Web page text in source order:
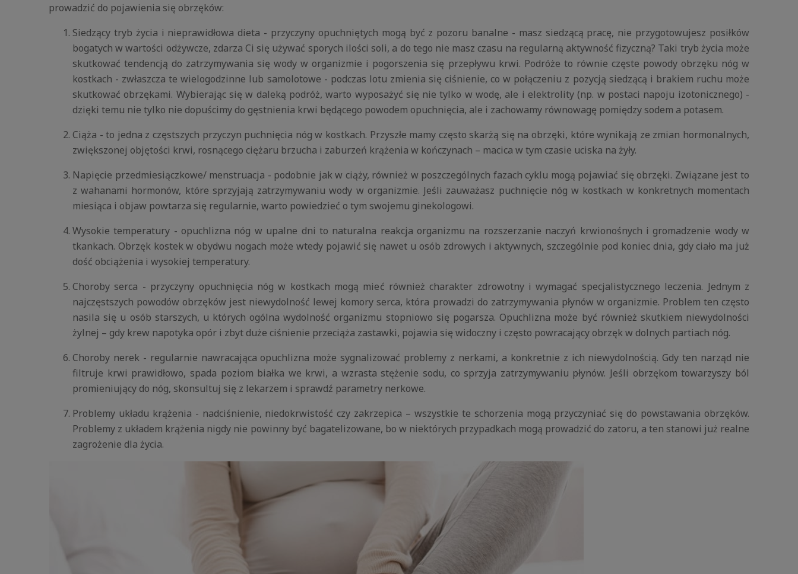
prowadzić do pojawienia się obrzęków:
Siedzący tryb życia i nieprawidłowa dieta - przyczyny opuchniętych mogą być z pozoru banalne - masz siedzącą pracę, nie przygotowujesz posiłków
bogatych w wartości odżywcze, zdarza Ci się używać sporych ilości soli, a do tego nie masz czasu na regularną aktywność fizyczną? Taki tryb życia może
skutkować tendencją do zatrzymywania się wody w organizmie i pogorszenia się przepływu krwi. Podróże to równie częste powody obrzęku nóg w
kostkach - zwłaszcza te wielogodzinne lub samolotowe - podczas lotu zmienia się ciśnienie, co w połączeniu z pozycją siedzącą i brakiem ruchu może
skutkować obrzękami. Wybierając się w daleką podróż, warto wyposażyć się nie tylko w wodę, ale i elektrolity (np. w postaci napoju izotonicznego) -
dzięki temu nie tylko nie dopuścimy do gęstnienia krwi będącego powodem opuchnięcia, ale i zachowamy równowagę pomiędzy sodem a potasem.
Ciąża - to jedna z częstszych przyczyn puchnięcia nóg w kostkach. Przyszłe mamy często skarżą się na obrzęki, które wynikają ze zmian hormonalnych,
zwiększonej objętości krwi, rosnącego ciężaru brzucha i zaburzeń krążenia w kończynach – macica w tym czasie uciska na żyły.
Napięcie przedmiesiączkowe/ menstruacja - podobnie jak w ciąży, również w poszczególnych fazach cyklu mogą pojawiać się obrzęki. Związane jest to
z wahanami hormonów, które sprzyjają zatrzymywaniu wody w organizmie. Jeśli zauważasz puchnięcie nóg w kostkach w konkretnych momentach
miesiąca i objaw powtarza się regularnie, warto powiedzieć o tym swojemu ginekologowi.
Wysokie temperatury - opuchlizna nóg w upalne dni to naturalna reakcja organizmu na rozszerzanie naczyń krwionośnych i gromadzenie wody w
tkankach. Obrzęk kostek w obydwu nogach może wtedy pojawić się nawet u osób zdrowych i aktywnych, szczególnie pod koniec dnia, gdy ciało ma już
dość obciążenia i wysokiej temperatury.
Choroby serca - przyczyny opuchnięcia nóg w kostkach mogą mieć również charakter zdrowotny i wymagać specjalistycznego leczenia. Jednym z
najczęstszych powodów obrzęków jest niewydolność lewej komory serca, która prowadzi do zatrzymywania płynów w organizmie. Problem ten często
nasila się u osób starszych, u których ogólna wydolność organizmu stopniowo się pogarsza. Opuchlizna może być również skutkiem niewydolności
żylnej – gdy krew napotyka opór i zbyt duże ciśnienie przeciąża zastawki, pojawia się widoczny i często powracający obrzęk w dolnych partiach nóg.
Choroby nerek - regularnie nawracająca opuchlizna może sygnalizować problemy z nerkami, a konkretnie z ich niewydolnością. Gdy ten narząd nie
filtruje krwi prawidłowo, spada poziom białka we krwi, a wzrasta stężenie sodu, co sprzyja zatrzymywaniu płynów. Jeśli obrzękom towarzyszy ból
promieniujący do nóg, skonsultuj się z lekarzem i sprawdź parametry nerkowe.
Problemy układu krążenia - nadciśnienie, niedokrwistość czy zakrzepica – wszystkie te schorzenia mogą przyczyniać się do powstawania obrzęków.
Problemy z układem krążenia nigdy nie powinny być bagatelizowane, bo w niektórych przypadkach mogą prowadzić do zatoru, a ten stanowi już realne
zagrożenie dla życia.